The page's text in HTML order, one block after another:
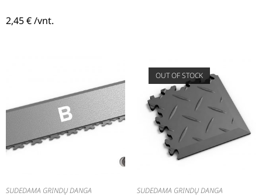
2,45€/vnt.
SUDEDAMA GRINDŲ DANGA
OUT OF STOCK
SUDEDAMA GRINDŲ DANGA